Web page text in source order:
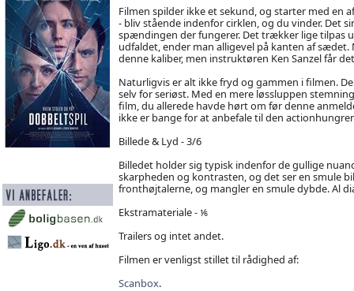
Filmen spilder ikke et sekund, og starter med en
- bliv stående indenfor cirklen, og du vinder. Det
spændingen der fungerer. Det trækker lige tilpas
udfaldet, ender man alligevel på kanten af
denne kaliber, men instruktøren Ken Sanzel får
Naturligvis er alt ikke fryd og gammen i filmen.
selv for seriøst. Med en mere løssluppen
film, du allerede havde hørt om før denne
ikke er bange for at anbefale til den
Billede & Lyd - 3/6
Billedet holder sig typisk indenfor de gullige
skarpheden og kontrasten, og det ser en smule
fronthøjtalerne, og mangler en smule dybde. Al
Ekstramateriale - ⅙
Trailers og intet andet.
Filmen er venligst stillet til rådighed af:
Scanbox.